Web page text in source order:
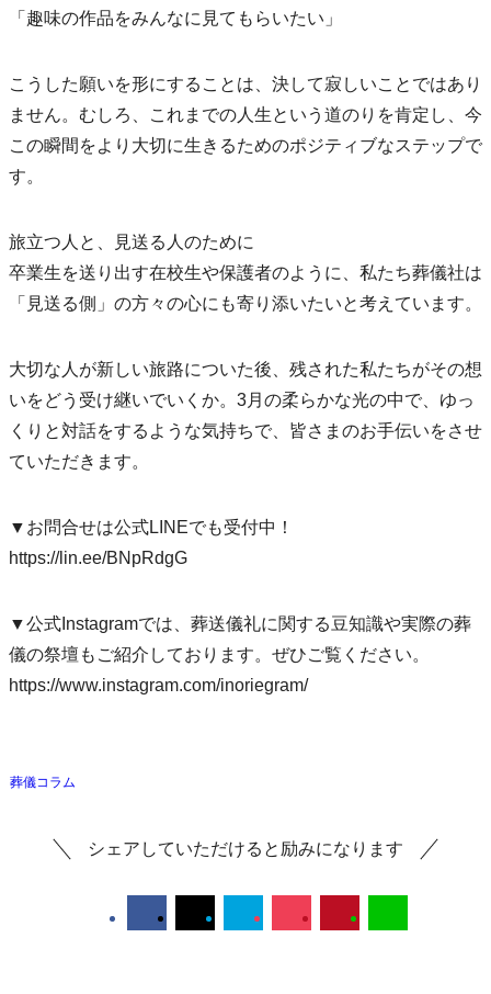
「趣味の作品をみんなに見てもらいたい」
こうした願いを形にすることは、決して寂しいことではあり
ません。むしろ、これまでの人生という道のりを肯定し、今
この瞬間をより大切に生きるためのポジティブなステップで
す。
旅立つ人と、見送る人のために
卒業生を送り出す在校生や保護者のように、私たち葬儀社は
「見送る側」の方々の心にも寄り添いたいと考えています。
大切な人が新しい旅路についた後、残された私たちがその想
いをどう受け継いでいくか。3月の柔らかな光の中で、ゆっ
くりと対話をするような気持ちで、皆さまのお手伝いをさせ
ていただきます。
▼お問合せは公式LINEでも受付中！
https://lin.ee/BNpRdgG
▼公式Instagramでは、葬送儀礼に関する豆知識や実際の葬
儀の祭壇もご紹介しております。ぜひご覧ください。
https://www.instagram.com/inoriegram/
葬儀コラム
シェアしていただけると励みになります